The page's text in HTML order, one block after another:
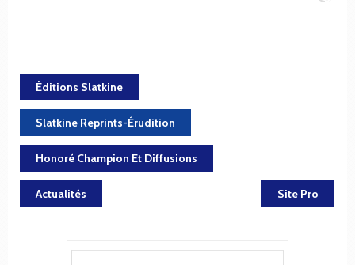
Éditions Slatkine
Slatkine Reprints-Érudition
Honoré Champion Et Diffusions
Actualités Site Pro